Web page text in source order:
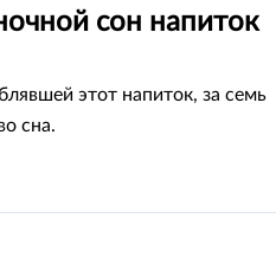
сон напиток
этот напиток, за семь
сна.